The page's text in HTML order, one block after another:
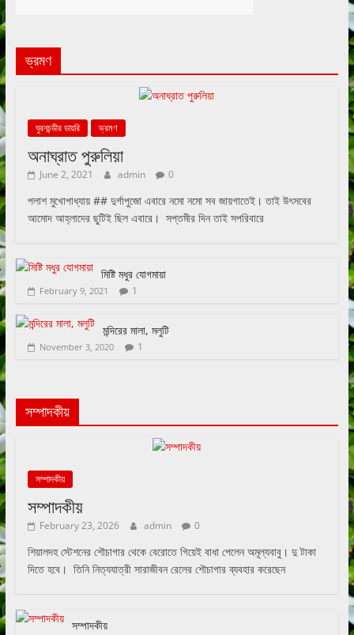
ভ্রমণ
ঘুরনচন্ডীর ডায়রি ভ্রমণ
অনাঘ্রাত পুরুলিয়া
June 2, 2021 admin 0
পলাশ মুখোপাধ্যায় ## দুর্গাপুজো এবারে নমো নমো সব জায়গাতেই। তাই উৎসবের
আমোদ আহ্লাদের ছুটিই ছিল এবারে। সপ্তমীর দিন তাই সপরিবারে
মিষ্টি মধুর যোগমায়া
February 9, 2021 1
মন্দিরের মালা, মলুটি
November 3, 2020 1
সম্পাদকীয়
সম্পাদকীয়
সম্পাদকীয়
February 23, 2026 admin 0
শিয়ালদহ স্টেশনের শৌচাগার থেকে বেরোতে গিয়েই বাধা পেলেন অমূল্যবাবু। দু টাকা
দিতে হবে। তিনি নিত্যযাত্রী সারাজীবন রেলের শৌচাগার ব্যবহার করেছেন
সম্পাদকীয়